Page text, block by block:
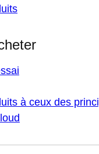
à ceux des